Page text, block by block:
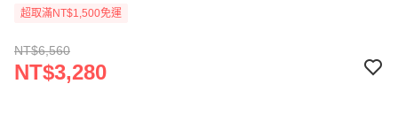
超取滿NT$1,500免運
NT$6,560
NT$3,280